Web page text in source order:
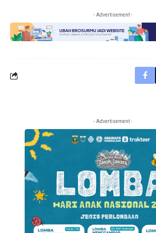
- Advertisement -
- Advertisement -